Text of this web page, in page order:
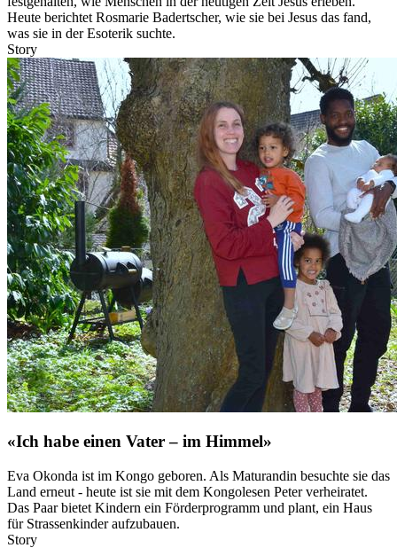
Heute berichtet Rosmarie Badertscher, wie sie bei Jesus das fand,
was sie in der Esoterik suchte.
Story
«Ich habe einen Vater – im Himmel»
Eva Okonda ist im Kongo geboren. Als Maturandin besuchte sie das
Land erneut - heute ist sie mit dem Kongolesen Peter verheiratet.
Das Paar bietet Kindern ein Förderprogramm und plant, ein Haus
für Strassenkinder aufzubauen.
Story